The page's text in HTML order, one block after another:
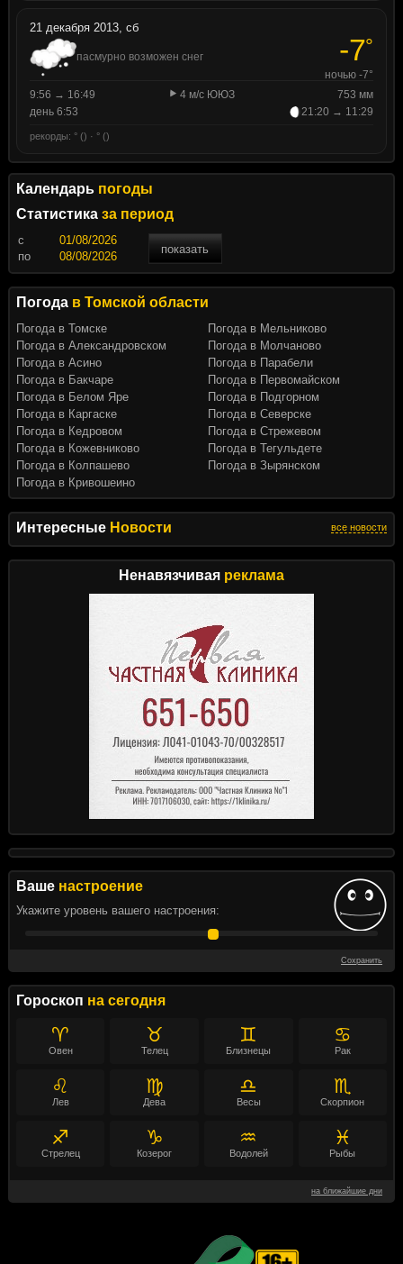
Интересные Новости все новости
Ненавязчивая реклама
Ваше настроение
Укажите уровень вашего настроения:
Сохранить
Гороскоп на сегодня
♈
Овен
♉
Телец
♊
Близнецы
♋
Рак
♌
Лев
♍
Дева
♎
Весы
♏
Скорпион
♐
Стрелец
♑
Козерог
♒
Водолей
♓
Рыбы
на ближайшие дни
21 декабря 2013, сб
пасмурно возможен снег -7°
ночью -7°
9:56 → 16:49
4 м/с ЮЮЗ
753 мм
день 6:53
21:20 → 11:29
рекорды: ° () · ° ()
Календарь погоды
Статистика за период
c
показать
по
Погода в Томской области
Погода в Томске
Погода в Александровском
Погода в Асино
Погода в Бакчаре
Погода в Белом Яре
Погода в Каргаске
Погода в Кедровом
Погода в Кожевниково
Погода в Колпашево
Погода в Кривошеино
Погода в Мельниково
Погода в Молчаново
Погода в Парабели
Погода в Первомайском
Погода в Подгорном
Погода в Северске
Погода в Стрежевом
Погода в Тегульдете
Погода в Зырянском